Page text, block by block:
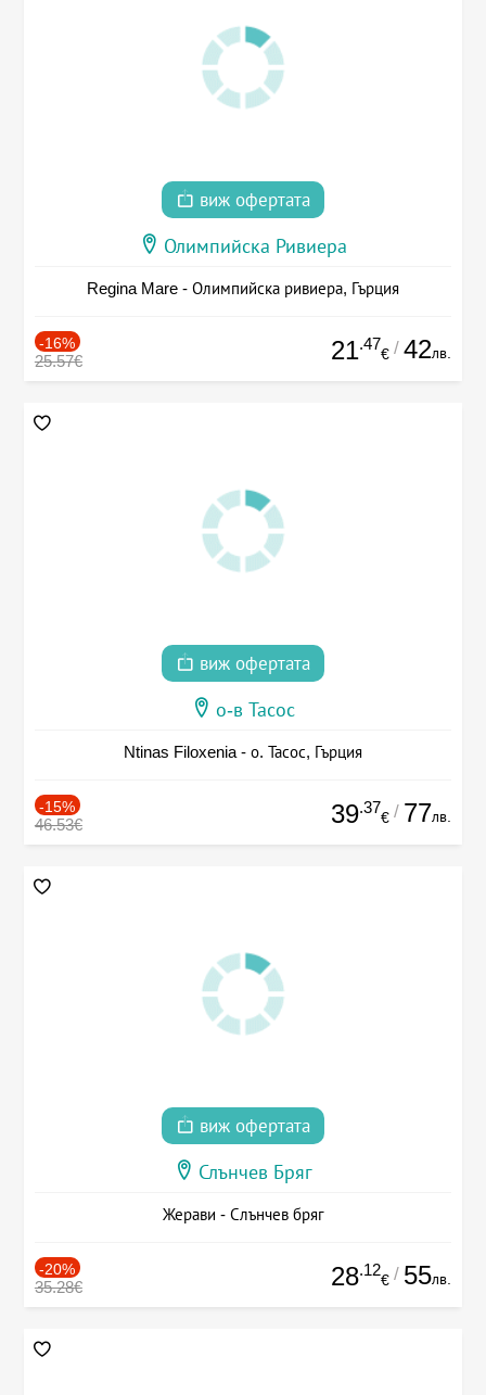
виж офертата
Олимпийска Ривиера
Regina Mare - Олимпийска ривиера, Гърция
-16%
25.57€ 21.47
€ / 42лв.
виж офертата
о-в Тасос
Ntinas Filoxenia - о. Тасос, Гърция
-15%
46.53€ 39.37
€ / 77лв.
виж офертата
Слънчев Бряг
Жерави - Слънчев бряг
-20%
35.28€ 28.12
€ / 55лв.